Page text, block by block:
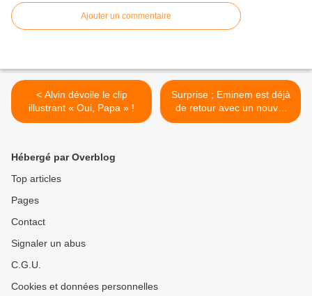
Ajouter un commentaire
< Alvin dévoile le clip
illustrant « Oui, Papa » !
Surprise ; Eminem est déjà
de retour avec un nouvel
album ! >
Hébergé par Overblog
Top articles
Pages
Contact
Signaler un abus
C.G.U.
Cookies et données personnelles